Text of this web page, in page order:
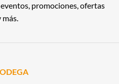
promociones, ofertas
más.